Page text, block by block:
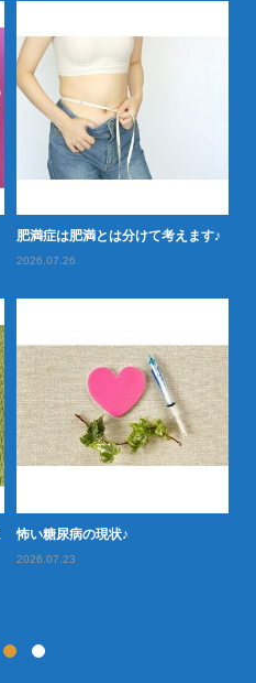
肥満症は肥満とは分けて考えます♪
2026.07.26
怖い糖尿病の現状♪
2026.07.23